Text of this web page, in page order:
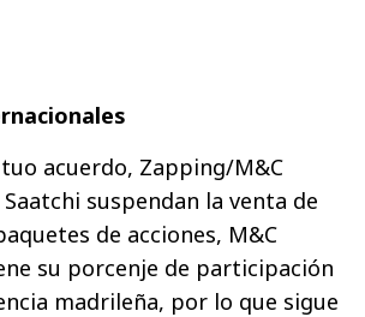
acuerdo, Zapping/M&C
suspendan la venta de
de acciones, M&C
su porcenje de participación
madrileña, por lo que sigue